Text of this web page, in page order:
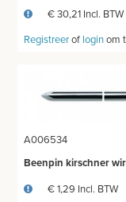
€ 30,21 Incl. BTW
Registreerof loginom
A006534
Beenpin kirschner
€ 1,29 Incl. BTW